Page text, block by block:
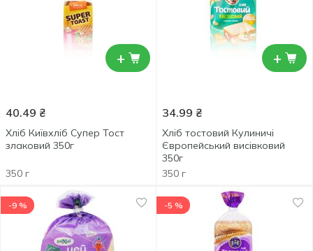
+
40.49 ₴
Хліб Київхліб Супер Тост
злаковий 350г
350 г
+
34.99 ₴
Хліб тостовий Кулиничі
Європейський висівковий
350г
350 г
-9 % -5 %